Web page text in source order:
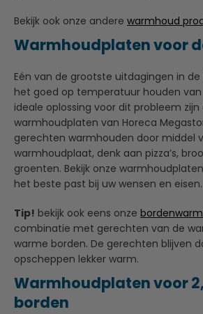
Bekijk ook onze andere warmhoud
Warmhoudplaten voor
Eén van de grootste uitdagingen in
het goed op temperatuur houden
ideale oplossing voor dit probleem zijn
warmhoudplaten van Horeca
gerechten warmhouden door middel
warmhoudplaat, denk aan pizza’s,
groenten. Bekijk onze
het beste past bij uw wensen en eisen.
Tip! bekijk ook eens onze
combinatie met gerechten van de
warme borden. De gerechten blijven
opscheppen lekker warm.
Warmhoudplaten voor 2,
borden